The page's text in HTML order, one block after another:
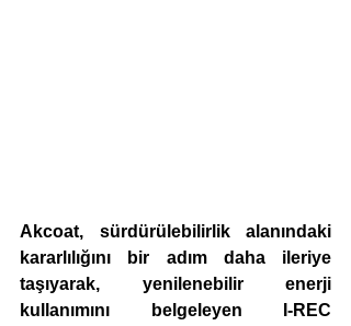
Akcoat, sürdürülebilirlik alanındaki
kararlılığını bir adım daha ileriye
taşıyarak, yenilenebilir enerji
kullanımını belgeleyen I-REC